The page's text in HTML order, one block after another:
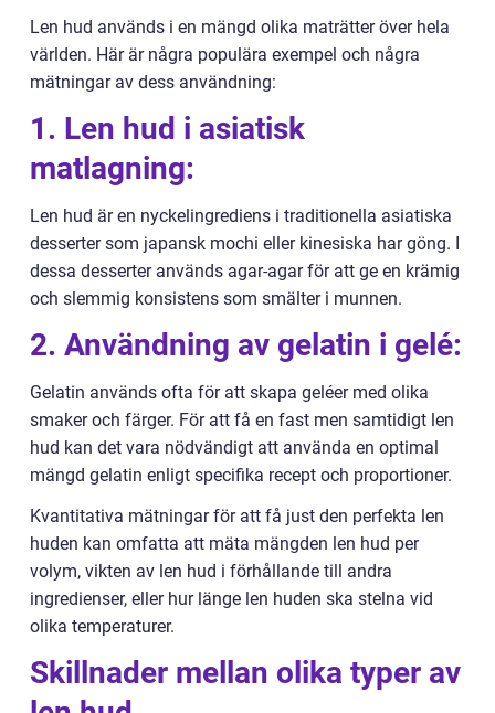
Len hud används i en mängd olika maträtter över hela
världen. Här är några populära exempel och några
mätningar av dess användning:
1. Len hud i asiatisk
matlagning:
Len hud är en nyckelingrediens i traditionella asiatiska
desserter som japansk mochi eller kinesiska har göng. I
dessa desserter används agar-agar för att ge en krämig
och slemmig konsistens som smälter i munnen.
2. Användning av gelatin i gelé:
Gelatin används ofta för att skapa geléer med olika
smaker och färger. För att få en fast men samtidigt len
hud kan det vara nödvändigt att använda en optimal
mängd gelatin enligt specifika recept och proportioner.
Kvantitativa mätningar för att få just den perfekta len
huden kan omfatta att mäta mängden len hud per
volym, vikten av len hud i förhållande till andra
ingredienser, eller hur länge len huden ska stelna vid
olika temperaturer.
Skillnader mellan olika typer av